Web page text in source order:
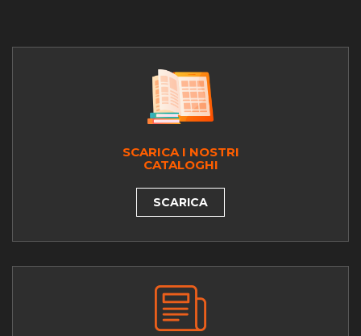
SCARICA I NOSTRI
CATALOGHI
SCARICA